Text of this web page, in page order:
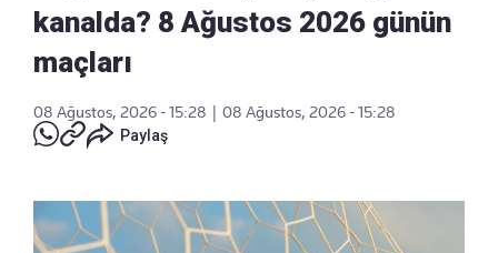
kanalda? 8 Ağustos 2026 günün
maçları
08 Ağustos, 2026 - 15:28
08 Ağustos, 2026 - 15:28
Paylaş